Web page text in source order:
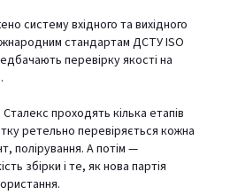
систему вхідного та вихідного
стандартам ДСТУ ISO
перевірку якості на
проходять кілька етапів
ретельно перевіряється кожна
полірування. А потім —
збірки і те, як нова партія